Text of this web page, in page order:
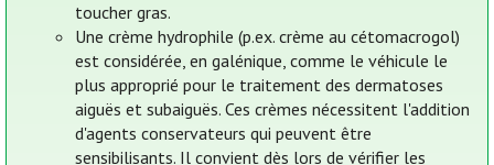
toucher gras.
Une crème hydrophile (p.ex. crème au cétomacrogol)
est considérée, en galénique, comme le véhicule le
plus approprié pour le traitement des dermatoses
aiguës et subaiguës. Ces crèmes nécessitent l'addition
d'agents conservateurs qui peuvent être
sensibilisants. Il convient dès lors de vérifier les